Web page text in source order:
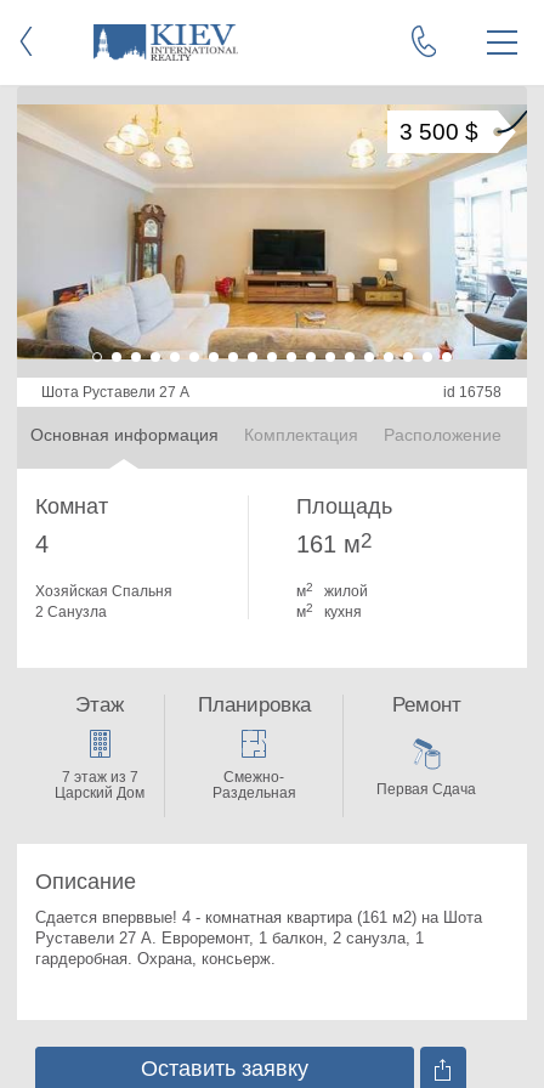
Шота Руставели 27 А id 16758
Основная информация Комплектация Расположение
3 500 $
Комнат
4
Хозяйская Спальня
2 Санузла
Площадь
161 м2
м2
жилой
м2 кухня
Описание
Сдается вперввые! 4 - комнатная квартира (161 м2) на Шота
Руставели 27 А. Евроремонт, 1 балкон, 2 санузла, 1
гардеробная. Охрана, консьерж.
Этаж
7 этаж из 7
Царский Дом
Планировка
Смежно-
Раздельная
Ремонт
Первая Сдача
Оставить заявку